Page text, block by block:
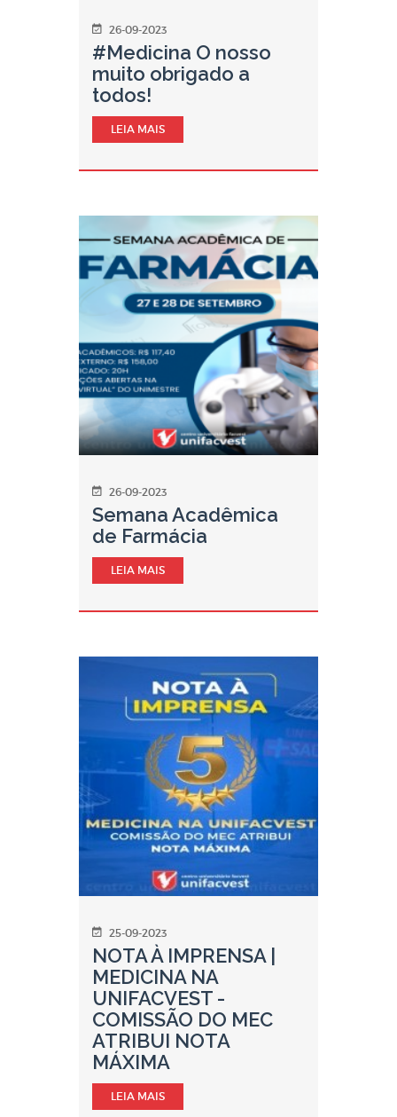
26-09-2023
#Medicina O nosso
muito obrigado a
todos!
LEIA MAIS
26-09-2023
Semana Acadêmica
de Farmácia
LEIA MAIS
25-09-2023
NOTA À IMPRENSA |
MEDICINA NA
UNIFACVEST -
COMISSÃO DO MEC
ATRIBUI NOTA
MÁXIMA
LEIA MAIS